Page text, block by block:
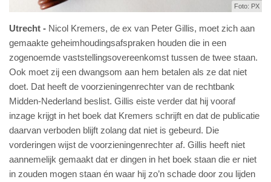
Foto: PX
Utrecht
Nicol Kremers, de ex van Peter Gillis, moet zich aan
gemaakte geheimhoudingsafspraken houden die in een
zogenoemde vaststellingsovereenkomst tussen de twee staan.
Ook moet zij een dwangsom aan hem betalen als ze dat niet
doet. Dat heeft de voorzieningenrechter van de rechtbank
Midden-Nederland beslist. Gillis eiste verder dat hij vooraf
inzage krijgt in het boek dat Kremers schrijft en dat de publicatie
daarvan verboden blijft zolang dat niet is gebeurd. Die
vorderingen wijst de voorzieningenrechter af. Gillis heeft niet
aannemelijk gemaakt dat er dingen in het boek staan die er niet
in zouden mogen staan én waar hij zo’n schade door zou lijden